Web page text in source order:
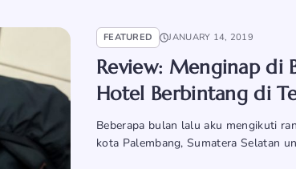
FEATURED JANUARY 14, 2019
Review: Menginap di
Hotel Berbintang di
Beberapa bulan lalu aku mengikuti
kota Palembang, Sumatera Selatan